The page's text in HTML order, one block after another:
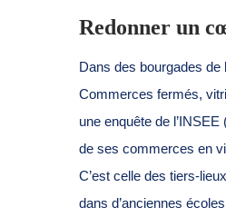
Redonner un
Dans des bourgades de
Commerces fermés,
une enquête de
de ses commerces en
C’est celle des tiers-
dans d’anciennes